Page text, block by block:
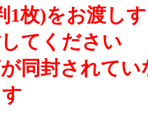
枚)をお渡し
てください
同封されてい